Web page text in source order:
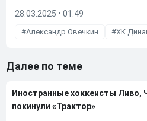
28.03.2025 • 01:49
Александр Овечкин ХК
Далее по теме
Иностранные хоккеисты Ливо,
покинули «Трактор»